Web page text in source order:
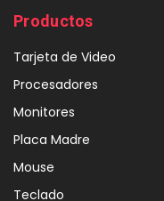
Productos
Tarjeta de Video
Procesadores
Monitores
Placa Madre
Mouse
Teclado